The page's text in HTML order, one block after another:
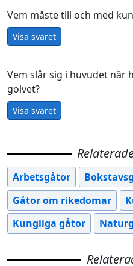
Vem måste till och med
Visa svaret
Vem slår sig i huvudet när
golvet?
Visa svaret
Arbetsgåtor
Gåtor om rikedomar
Kungliga gåtor